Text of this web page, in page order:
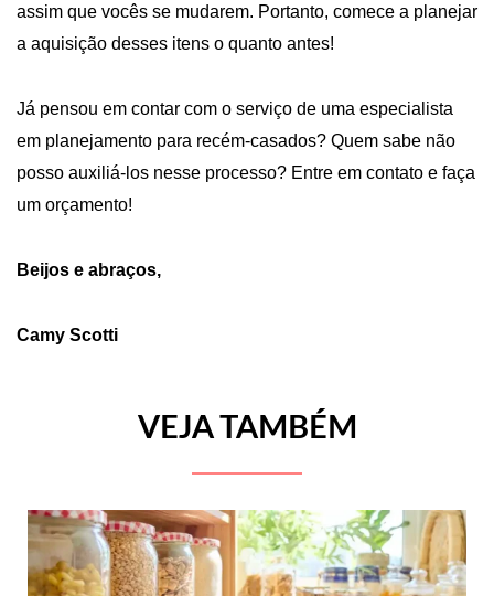
assim que vocês se mudarem. Portanto, comece a planejar
a aquisição desses itens o quanto antes!
Já pensou em contar com o serviço de uma especialista
em planejamento para recém-casados? Quem sabe não
posso auxiliá-los nesse processo? Entre em contato e faça
um orçamento!
Beijos e abraços,
Camy Scotti
VEJA TAMBÉM